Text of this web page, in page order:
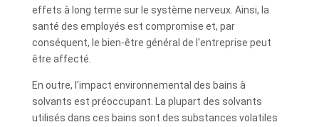
effets à long terme sur le système nerveux. Ainsi, la
santé des employés est compromise et, par
conséquent, le bien-être général de l'entreprise peut
être affecté.
En outre, l'impact environnemental des bains à
solvants est préoccupant. La plupart des solvants
utilisés dans ces bains sont des substances volatiles